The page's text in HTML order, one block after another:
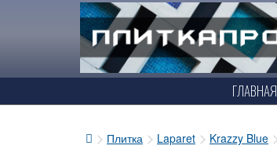
ГЛАВНАЯ
Плитка Laparet Krazzy Blue